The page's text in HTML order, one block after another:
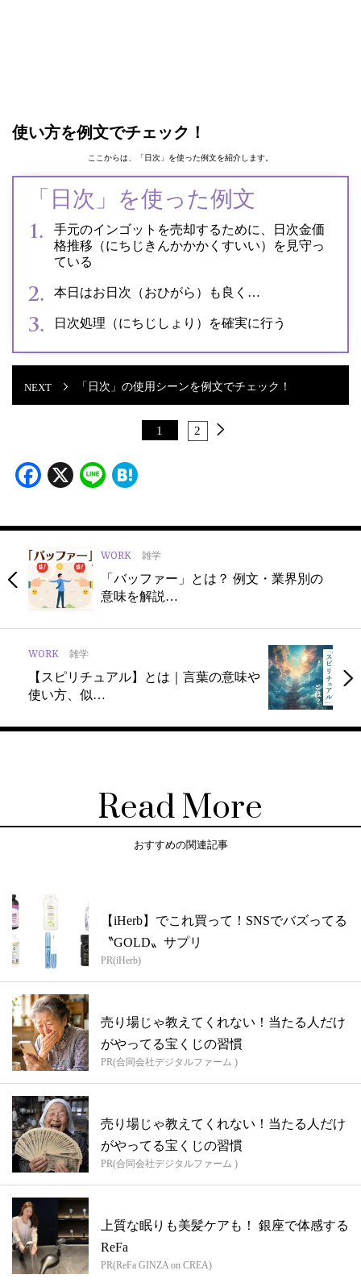
使い方を例文でチェック！
ここからは、「日次」を使った例文を紹介します。
「日次」を使った例文
手元のインゴットを売却するために、日次金価
格推移（にちじきんかかかくすいい）を見守っ
ている
本日はお日次（おひがら）も良く…
日次処理（にちじしょり）を確実に行う
「日次」の使用シーンを例文でチェック！
1 2
Facebook
X Line
WORK 雑学
「バッファー」とは？ 例文・業界別の
意味を解説…
WORK 雑学
【スピリチュアル】とは｜言葉の意味や
使い方、似…
Read More
おすすめの関連記事
【iHerb】でこれ買って！SNSでバズってる
〝GOLD〟サプリ
PR(iHerb)
売り場じゃ教えてくれない！当たる人だけ
がやってる宝くじの習慣
PR(合同会社デジタルファーム )
売り場じゃ教えてくれない！当たる人だけ
がやってる宝くじの習慣
PR(合同会社デジタルファーム )
上質な眠りも美髪ケアも！ 銀座で体感する
ReFa
PR(ReFa GINZA on CREA)